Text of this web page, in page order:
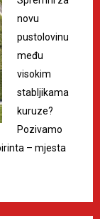
novu
pustolovinu
među
visokim
stabljikama
kuruze?
Pozivamo
– mjesta